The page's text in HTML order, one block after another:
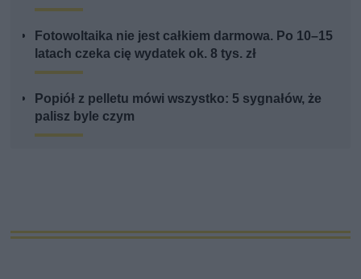
Fotowoltaika nie jest całkiem darmowa. Po 10–15
latach czeka cię wydatek ok. 8 tys. zł
Popiół z pelletu mówi wszystko: 5 sygnałów, że
palisz byle czym